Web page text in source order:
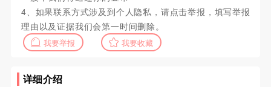
4、如果联系方式涉及到个人隐私，请点击举报，填写举报
理由以及证据我们会第一时间删除。
我要举报 我要收藏
详细介绍